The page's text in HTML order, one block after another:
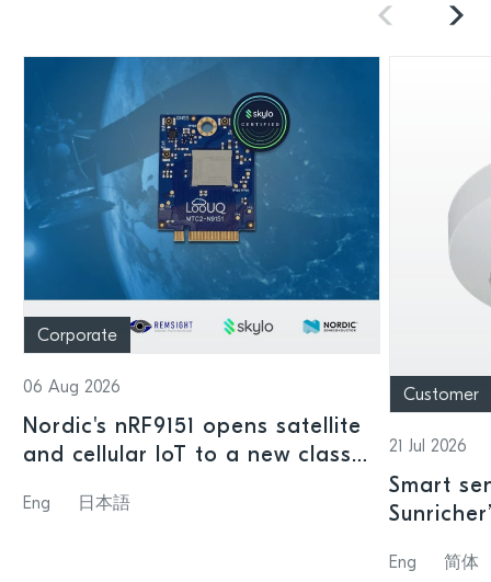
Corporate
06 Aug 2026
Nordic's nRF9151 opens satellite
and cellular IoT to a new class
Eng 日本語
Customer
21 Jul 2026
Smart
SoC
Eng 简体